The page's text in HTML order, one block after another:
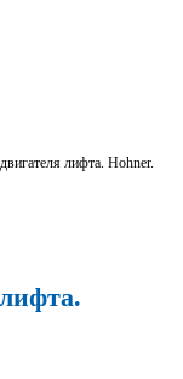
лифта. Hohner.